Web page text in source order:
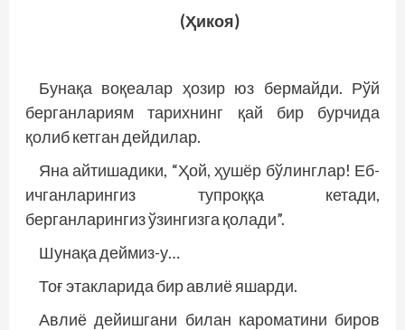
(Ҳикоя)
Бунақа воқеалар ҳозир юз бермайди. Рўй
берганлариям тарихнинг қай бир бурчида
қолиб кетган дейдилар.
Яна айтишадики, “Ҳой, ҳушёр бўлинглар! Еб-
ичганларингиз тупроққа кетади,
берганларингиз ўзингизга қолади”.
Шунақа деймиз-у…
Тоғ этакларида бир авлиё яшарди.
Авлиё дейишгани билан кароматини биров